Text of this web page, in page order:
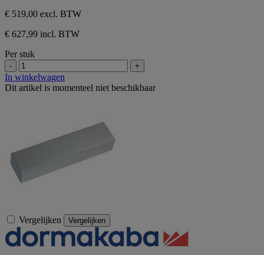
€ 519,00 excl. BTW
€ 627,99 incl. BTW
Per stuk
- +
In winkelwagen
Dit artikel is momenteel niet beschikbaar
Vergelijken Vergelijken